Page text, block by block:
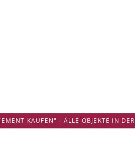
KAUFEN" - ALLE OBJEKTE IN